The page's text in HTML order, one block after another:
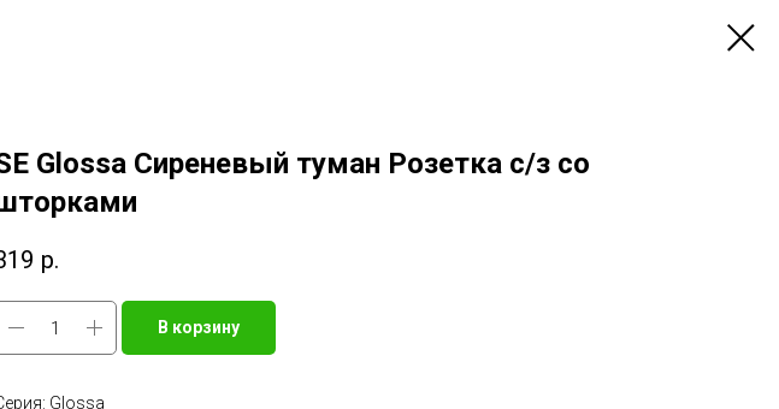
Glossa Сиреневый туман Розетка с/з со
р.
В корзину
Glossa